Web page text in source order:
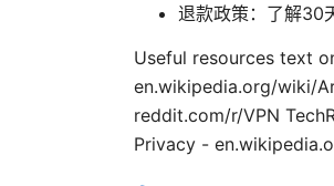
退款政策：了解30
Useful resources text
en.wikipedia.org/wiki/
reddit.com/r/VPN
Privacy -